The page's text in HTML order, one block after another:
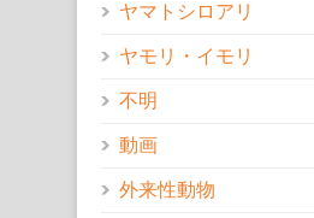
ヤマトシロアリ
ヤモリ・イモリ
不明
動画
外来性動物